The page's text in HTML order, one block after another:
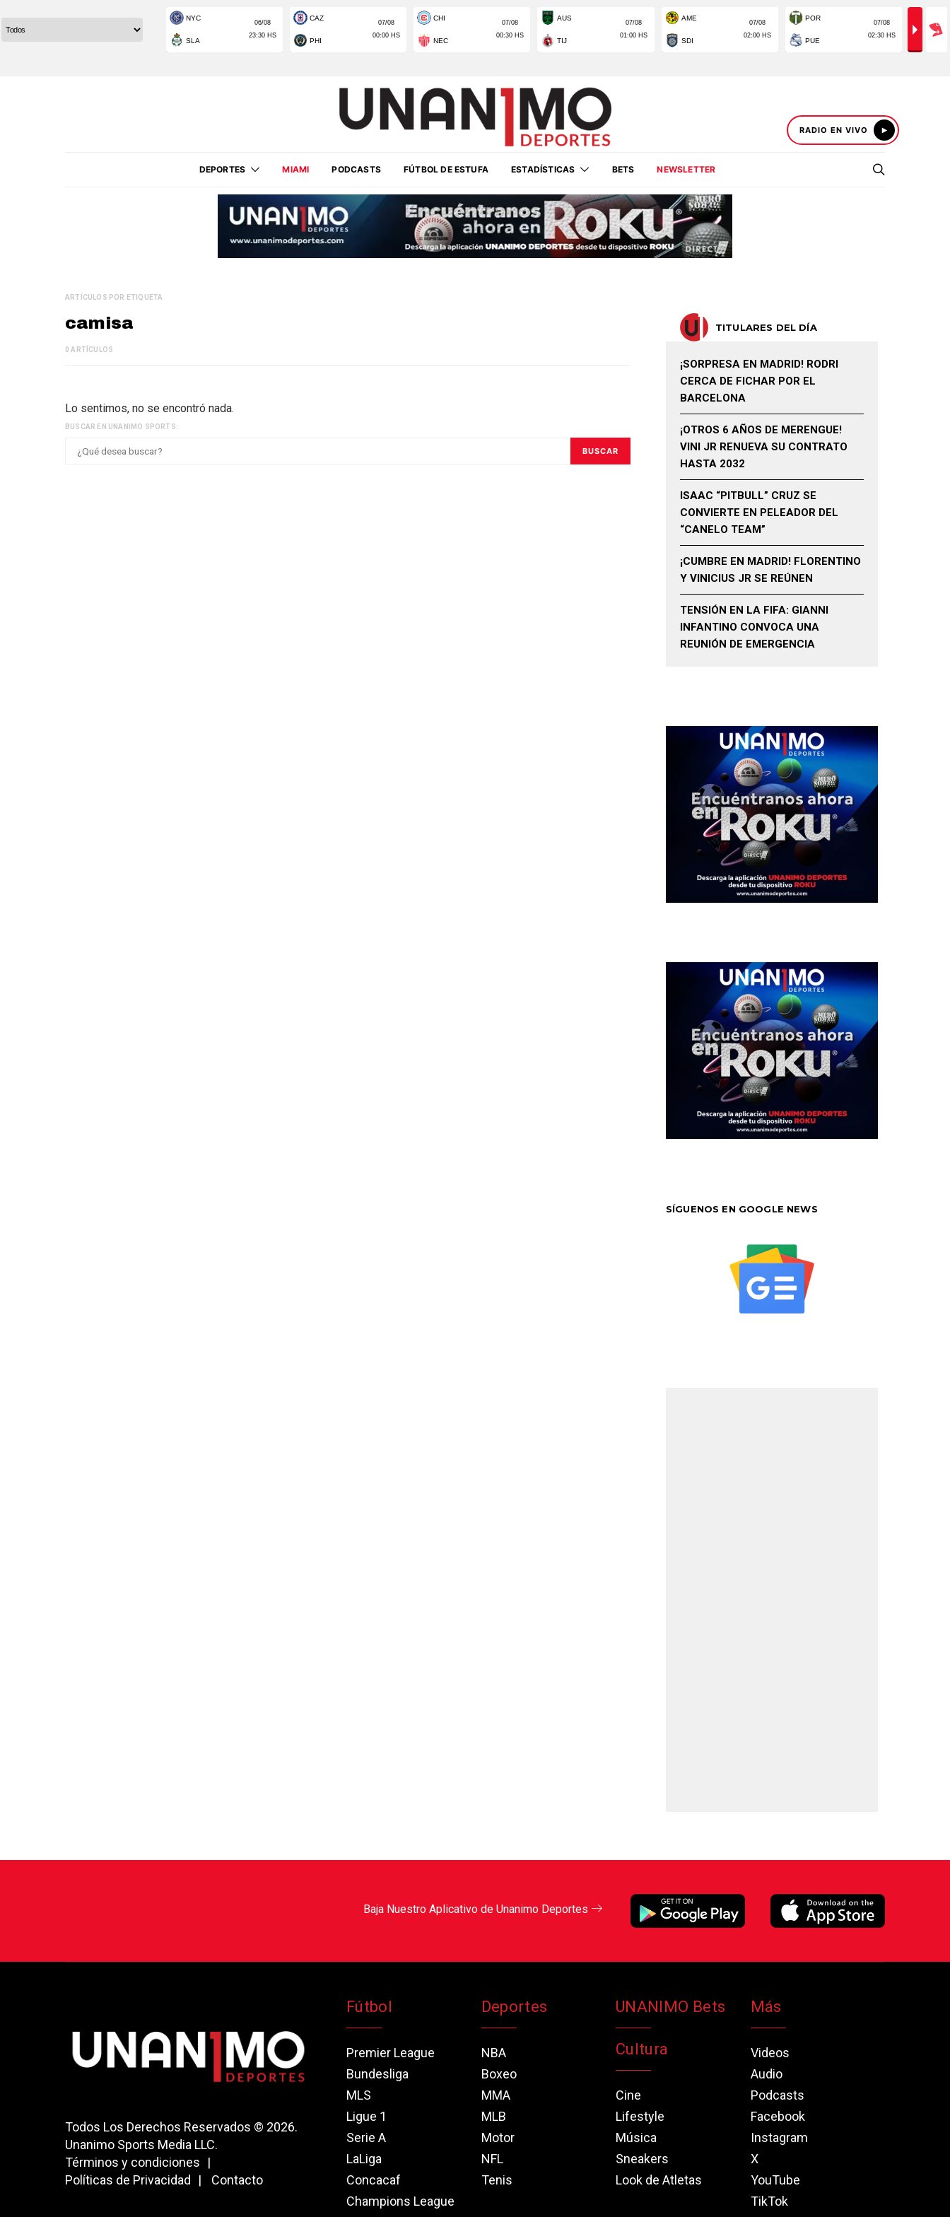
RADIO EN VIVO
DEPORTES MIAMI PODCASTS FÚTBOL DE ESTUFA ESTADÍSTICAS BETS NEWSLETTER
ARTÍCULOS POR ETIQUETA
camisa
0 ARTÍCULOS
Lo sentimos, no se encontró nada.
BUSCAR EN UNANIMO SPORTS:
BUSCAR
TITULARES DEL DÍA
¡SORPRESA EN MADRID! RODRI
CERCA DE FICHAR POR EL
BARCELONA
¡OTROS 6 AÑOS DE MERENGUE!
VINI JR RENUEVA SU CONTRATO
HASTA 2032
ISAAC “PITBULL” CRUZ SE
CONVIERTE EN PELEADOR DEL
“CANELO TEAM”
¡CUMBRE EN MADRID! FLORENTINO
Y VINICIUS JR SE REÚNEN
TENSIÓN EN LA FIFA: GIANNI
INFANTINO CONVOCA UNA
REUNIÓN DE EMERGENCIA
SÍGUENOS EN GOOGLE NEWS
Baja Nuestro Aplicativo de Unanimo Deportes
Todos Los Derechos Reservados © 2026.
Unanimo Sports Media LLC.
Términos y condiciones
Políticas de Privacidad
Contacto
Fútbol
Premier League
Bundesliga
MLS
Ligue 1
Serie A
LaLiga
Concacaf
Champions League
Deportes
NBA
Boxeo
MMA
MLB
Motor
NFL
Tenis
UNANIMO Bets
Cultura
Cine
Lifestyle
Música
Sneakers
Look de Atletas
Más
Videos
Audio
Podcasts
Facebook
Instagram
X
YouTube
TikTok